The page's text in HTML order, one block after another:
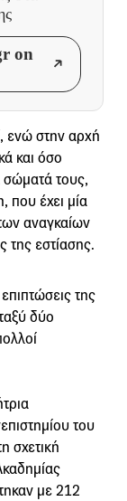
on
ενώ στην αρχή
και όσο
σώματά τους,
που έχει μία
αναγκαίων
εστίασης.
της
δύο
του
σχετική
με 212